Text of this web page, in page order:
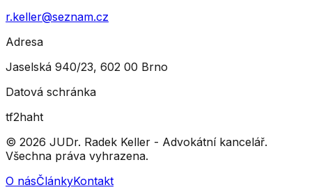
r.keller@seznam.cz
Adresa
Jaselská 940/23, 602 00 Brno
Datová schránka
tf2haht
© 2026 JUDr. Radek Keller - Advokátní kancelář.
Všechna práva vyhrazena.
O násČlánkyKontakt